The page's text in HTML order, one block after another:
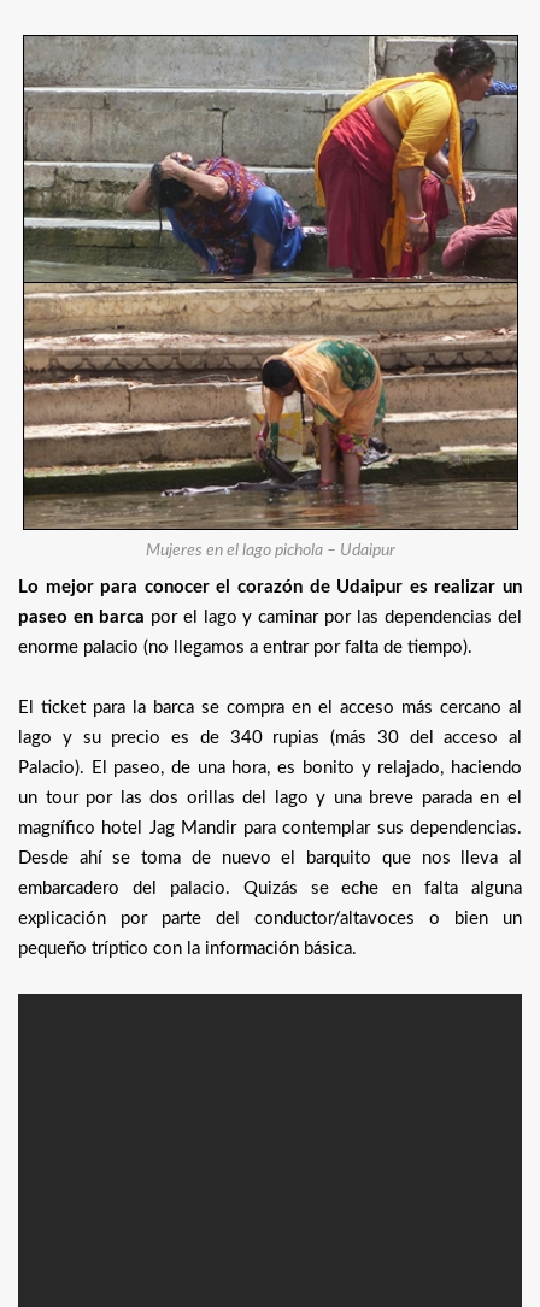
Mujeres en el lago pichola – Udaipur
Lo mejor para conocer el corazón de Udaipur es realizar un
paseo en barca por el lago y caminar por las dependencias del
enorme palacio (no llegamos a entrar por falta de tiempo).
El ticket para la barca se compra en el acceso más cercano al
lago y su precio es de 340 rupias (más 30 del acceso al
Palacio). El paseo, de una hora, es bonito y relajado, haciendo
un tour por las dos orillas del lago y una breve parada en el
magnífico hotel Jag Mandir para contemplar sus dependencias.
Desde ahí se toma de nuevo el barquito que nos lleva al
embarcadero del palacio. Quizás se eche en falta alguna
explicación por parte del conductor/altavoces o bien un
pequeño tríptico con la información básica.